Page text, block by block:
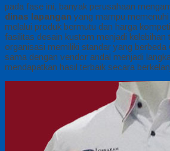
pada fase ini, banyak perusahaan
dinas lapangan yang mampu
melalui produk bermutu dan harga
fasilitas desain kustom menjadi kelebihan
organisasi memiliki standar yang berbeda
sama dengan vendor andal menjadi
mendapatkan hasil terbaik secara